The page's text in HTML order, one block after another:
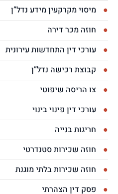
מיסוי מקרקעין מידע נדל”ן
חוזה מכר דירה
עורכי דין התחדשות עירונית
קבוצת רכישה נדל”ן
צו הריסה שיפוטי
עורכי דין פינוי בינוי
חריגות בנייה
חוזה שכירות סטנדרטי
חוזה שכירות בלתי מוגנת
פסק דין הצהרתי